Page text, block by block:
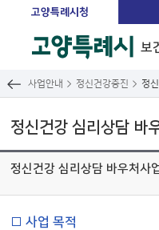
고양특례시청
보
사업안내 정신건강증진 정
정신건강 심리상담 바
정신건강 심리상담 바우처사
□ 사업 목적